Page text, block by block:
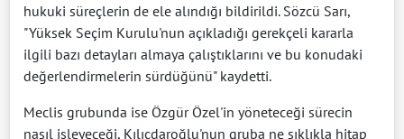
hukuki süreçlerin de ele alındığı bildirildi. Sözcü Sarı,
"Yüksek Seçim Kurulu'nun açıkladığı gerekçeli kararla
ilgili bazı detayları almaya çalıştıklarını ve bu konudaki
değerlendirmelerin sürdüğünü" kaydetti.
Meclis grubunda ise Özgür Özel'in yöneteceği sürecin
nasıl işleyeceği, Kılıçdaroğlu'nun gruba ne sıklıkla hitap